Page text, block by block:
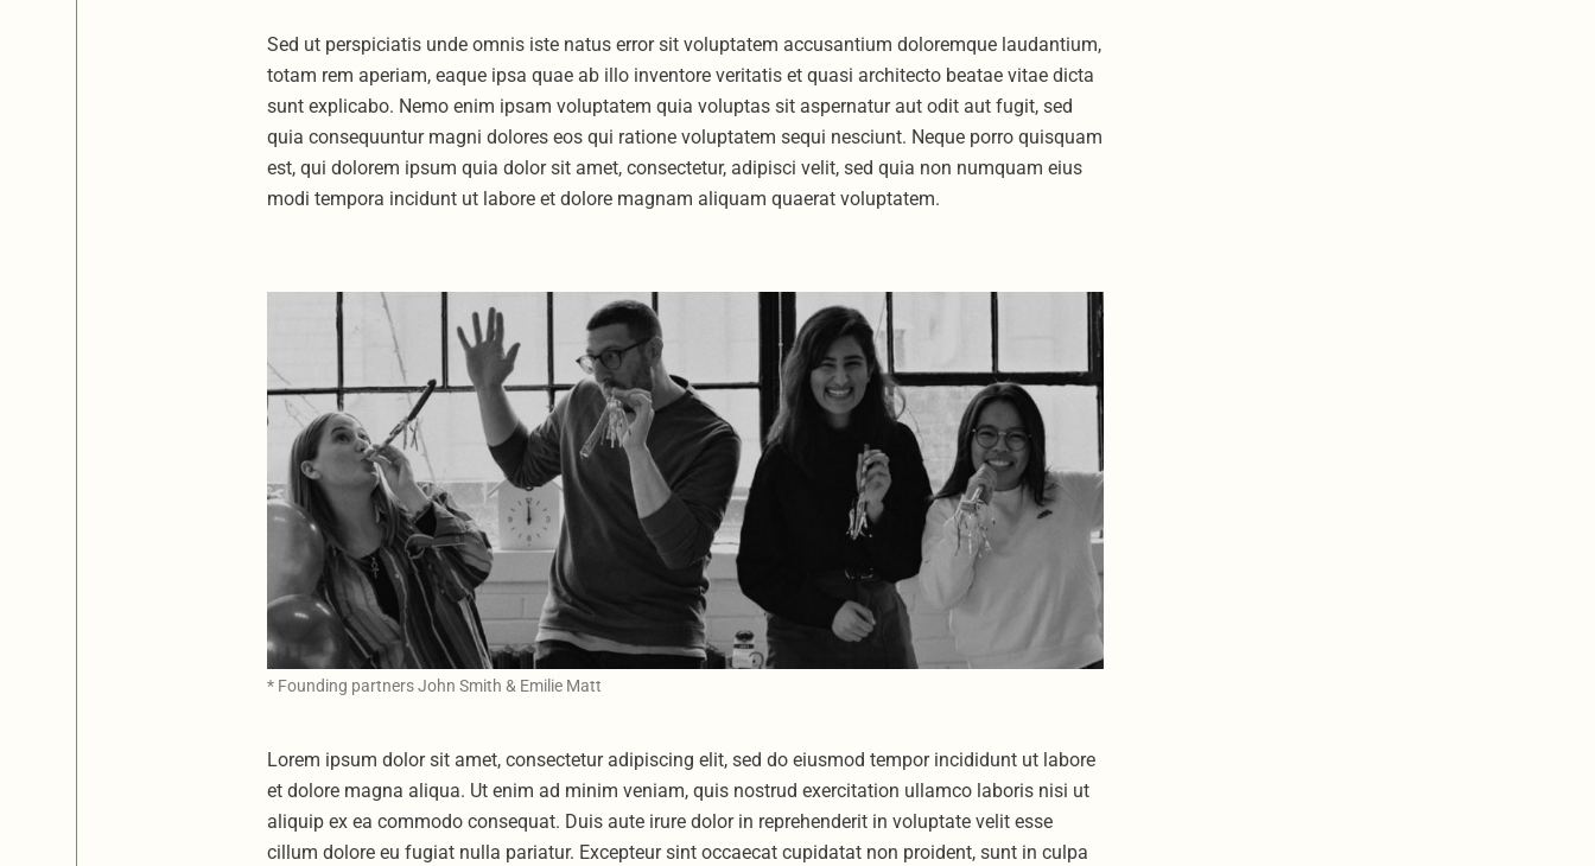
Sed ut perspiciatis unde omnis iste natus error sit voluptatem accusantium doloremque laudantium,
totam rem aperiam, eaque ipsa quae ab illo inventore veritatis et quasi architecto beatae vitae dicta
sunt explicabo. Nemo enim ipsam voluptatem quia voluptas sit aspernatur aut odit aut fugit, sed
quia consequuntur magni dolores eos qui ratione voluptatem sequi nesciunt. Neque porro quisquam
est, qui dolorem ipsum quia dolor sit amet, consectetur, adipisci velit, sed quia non numquam eius
modi tempora incidunt ut labore et dolore magnam aliquam quaerat voluptatem.
* Founding partners John Smith & Emilie Matt
Lorem ipsum dolor sit amet, consectetur adipiscing elit, sed do eiusmod tempor incididunt ut labore
et dolore magna aliqua. Ut enim ad minim veniam, quis nostrud exercitation ullamco laboris nisi ut
aliquip ex ea commodo consequat. Duis aute irure dolor in reprehenderit in voluptate velit esse
cillum dolore eu fugiat nulla pariatur. Excepteur sint occaecat cupidatat non proident, sunt in culpa